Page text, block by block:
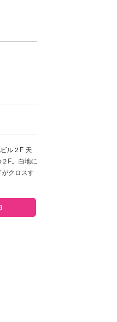
ル２F 天
F。白地に
クロスす